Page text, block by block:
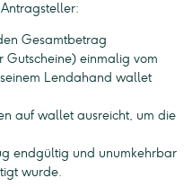
Gesamtbetrag
Gutscheine) einmalig vom
Lendahand wallet
auf wallet ausreicht, um die
endgültig und unumkehrbar
wurde.